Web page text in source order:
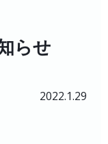
らせ
2022.1.29